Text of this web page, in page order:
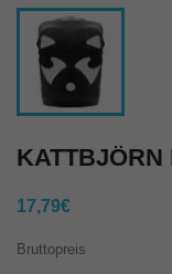
KATTBJÖRN
17,79€
Bruttopreis